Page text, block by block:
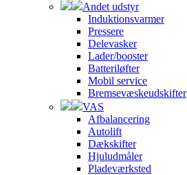
Andet udstyr
Induktionsvarmer
Pressere
Delevasker
Lader/booster
Batteriløfter
Mobil service
Bremsevæskeudskifter
VAS
Afbalancering
Autolift
Dækskifter
Hjuludmåler
Pladeværksted